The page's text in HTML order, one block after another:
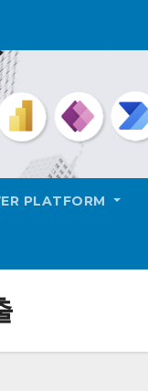
PLATFORM